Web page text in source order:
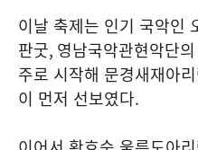
이날 축제는 인기 국악인
판굿, 영남국악관현악단
주로 시작해 문경새재아
이 먼저 선보였다.